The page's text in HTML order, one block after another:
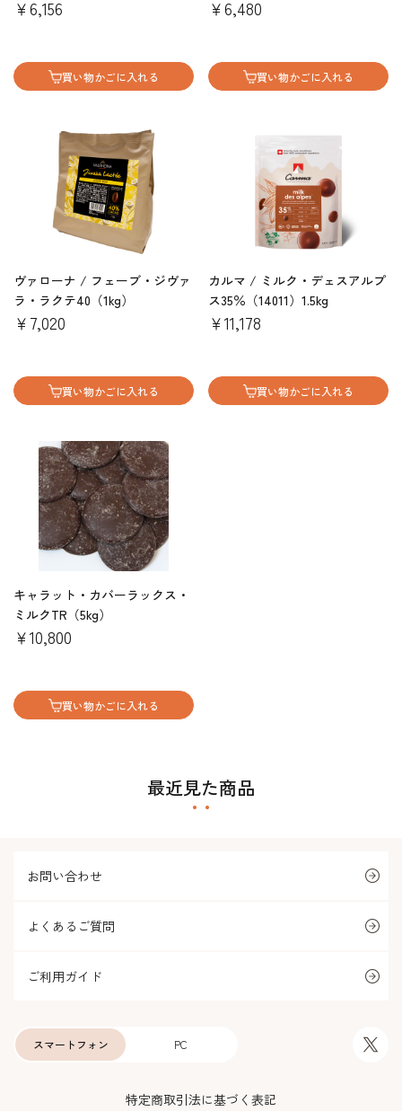
41％（1kg）
￥6,156
買い物かごに入れる
￥6,480
買い物かごに入れる
ヴァローナ / フェーブ・ジヴァ
ラ・ラクテ40（1kg）
￥7,020
買い物かごに入れる
カルマ / ミルク・デェスアルプ
ス35％（14011）1.5kg
￥11,178
買い物かごに入れる
キャラット・カバーラックス・
ミルクTR（5kg）
￥10,800
買い物かごに入れる
最近見た商品
お問い合わせ
よくあるご質問
ご利用ガイド
PC
スマートフォン
特定商取引法に基づく表記